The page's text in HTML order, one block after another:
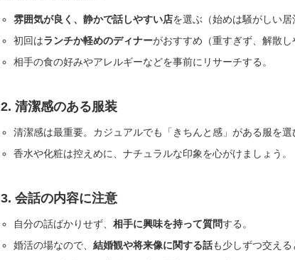
雰囲気が良く、静かで話しやすい店を選ぶ（始めは騒がしい居
初回はランチか軽めのディナーがおすすめ（重すぎず、解散し
相手の食の好みやアレルギーなどを事前にリサーチする。
2. 清潔感のある服装
清潔感は最重要。カジュアルでも「きちんと感」がある服を選
香水や化粧は控えめに、ナチュラルな印象を心がけましょう。
3. 会話の内容に注意
自分の話ばかりせず、相手に興味を持って質問する。
婚活の場なので、結婚観や将来像に関する話も少しずつ交え